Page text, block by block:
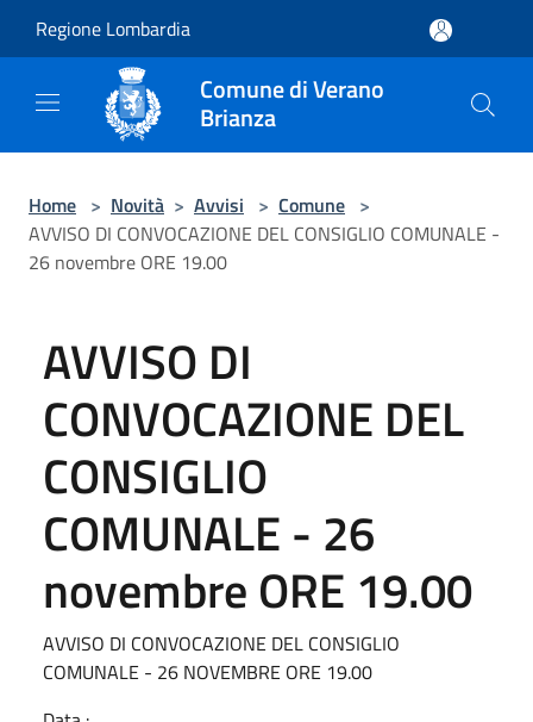
Regione Lombardia
Comune di Verano
Brianza
Home > Novità > Avvisi > Comune >
AVVISO DI CONVOCAZIONE DEL CONSIGLIO COMUNALE -
26 novembre ORE 19.00
AVVISO DI
CONVOCAZIONE DEL
CONSIGLIO
COMUNALE - 26
novembre ORE 19.00
AVVISO DI CONVOCAZIONE DEL CONSIGLIO
COMUNALE - 26 NOVEMBRE ORE 19.00